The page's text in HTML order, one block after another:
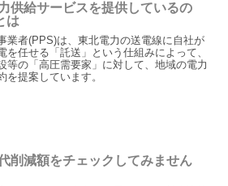
供給サービスを提供しているの
は
業者(PPS)は、東北電力の送電線に自社が
を任せる「託送」という仕組みによって、
等の「高圧需要家」に対して、地域の電力
提案しています。
削減額をチェックしてみません